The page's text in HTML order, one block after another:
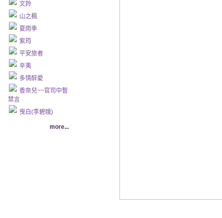
文羚
山之楓
夏雨季
紫筠
平安旅者
辛夷
多情醉愛
香奈兒~~官司中暫
禁言
曳白(李碧娥)
more...